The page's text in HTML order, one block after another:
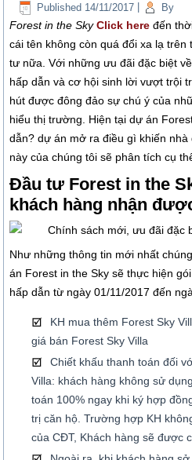
Published 14/11/2017 By
Forest in the Sky Click here đến
cái tên không còn quá đổi xa lạ
tư nữa. Với những ưu đãi đặc biệt
hấp dẫn và cơ hội sinh lời vượt trội
hút được đông đảo sự chú ý của
hiểu thị trường. Hiện tại dự án
dẫn? dự án mở ra điều gì khiến
này của chúng tôi sẽ phân tích cụ
Đầu tư Forest in the
khách hàng nhận
Như những thông tin mới nhất
án Forest in the Sky sẽ thực hiện
hấp dẫn từ ngày 01/11/2017 đến
KH mua thêm Forest Sky
giá bán Forest Sky Villa
Chiết khấu thanh toán đối
Villa: khách hàng không sử
toán 100% ngay khi ký hợp
trị căn hộ. Trường hợp KH
của CĐT, Khách hàng sẽ được